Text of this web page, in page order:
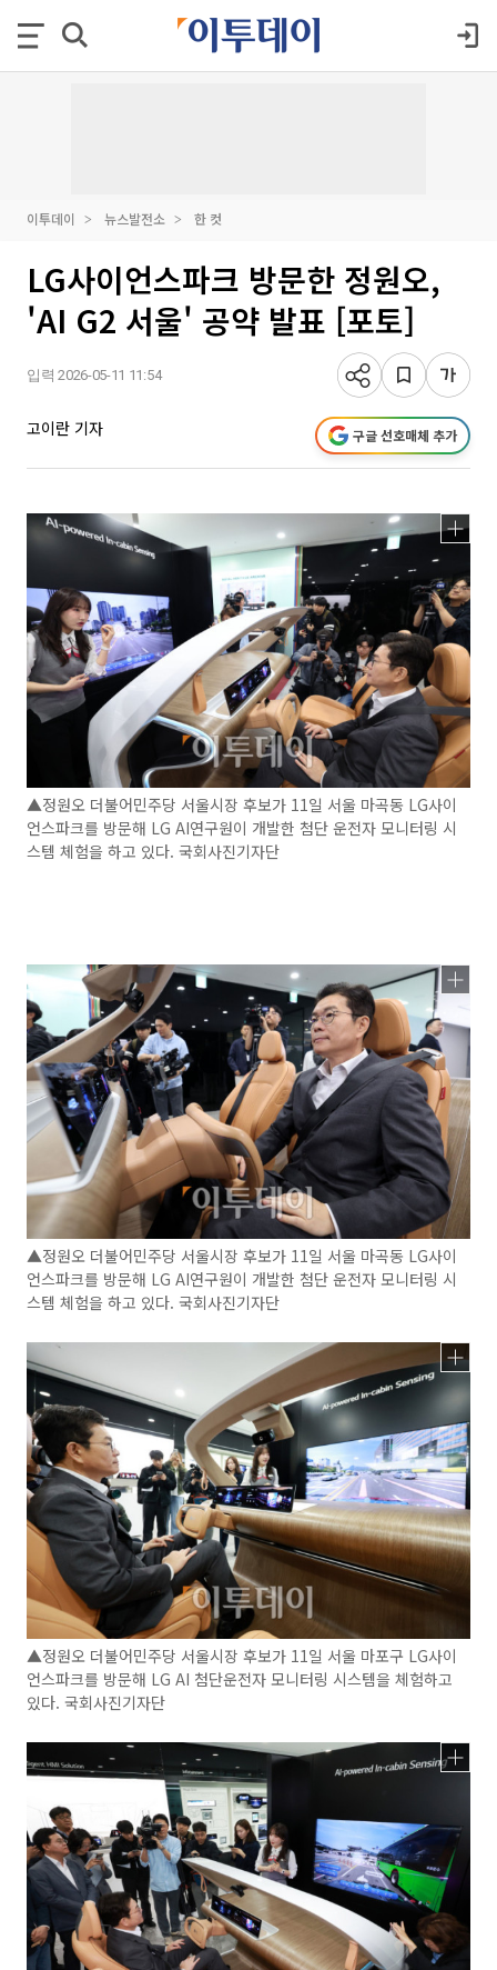
이투데이 뉴스발전소 한 컷
LG사이언스파크 방문한 정원오,
'AI G2 서울' 공약 발표 [포토]
입력 2026-05-11 11:54
고이란 기자 구글 선호매체 추가
▲정원오 더불어민주당 서울시장 후보가 11일 서울 마곡동 LG사이
언스파크를 방문해 LG AI연구원이 개발한 첨단 운전자 모니터링 시
스템 체험을 하고 있다. 국회사진기자단
▲정원오 더불어민주당 서울시장 후보가 11일 서울 마곡동 LG사이
언스파크를 방문해 LG AI연구원이 개발한 첨단 운전자 모니터링 시
스템 체험을 하고 있다. 국회사진기자단
▲정원오 더불어민주당 서울시장 후보가 11일 서울 마포구 LG사이
언스파크를 방문해 LG AI 첨단운전자 모니터링 시스템을 체험하고
있다. 국회사진기자단